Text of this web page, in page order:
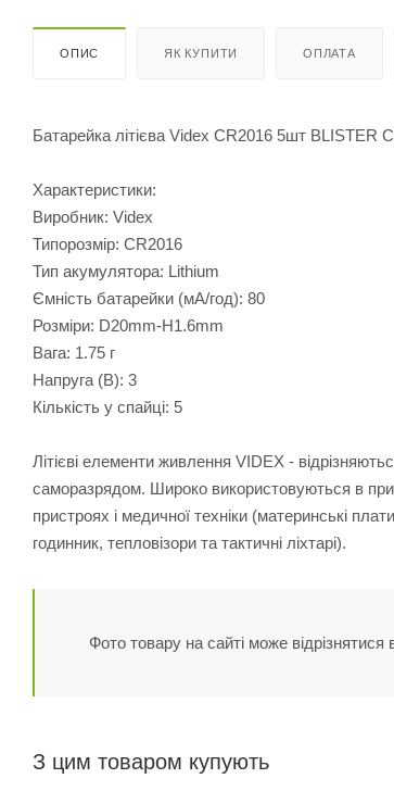
ОПИС ЯК КУПИТИ ОПЛАТА
Батарейка літієва Videx CR2016 5шт BLISTER
Характеристики:
Виробник: Videx
Типорозмір: CR2016
Тип акумулятора: Lithium
Ємність батарейки (мА/год): 80
Розміри: D20mm-H1.6mm
Вага: 1.75 г
Напруга (В): 3
Кількість у спайці: 5
Літієві елементи живлення VIDEX -
саморазрядом. Широко використовуються в
пристроях і медичної техніки (материнські
годинник, тепловізори та тактичні ліхтарі).
Фото товару на сайті може
З цим товаром купують